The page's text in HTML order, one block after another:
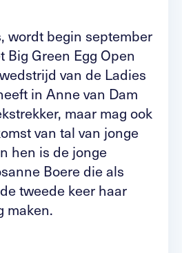
wordt begin september
Big Green Egg Open
van de Ladies
in Anne van Dam
maar mag ook
van tal van jonge
hen is de jonge
Boere die als
tweede keer haar
maken.